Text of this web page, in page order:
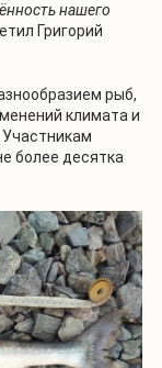
нашего
Григорий
рыб,
климата и
Участникам
более десятка